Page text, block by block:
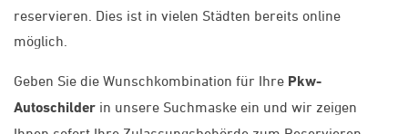
reservieren. Dies ist in vielen Städten bereits online
möglich.
Geben Sie die Wunschkombination für Ihre Pkw-
Autoschilder in unsere Suchmaske ein und wir zeigen